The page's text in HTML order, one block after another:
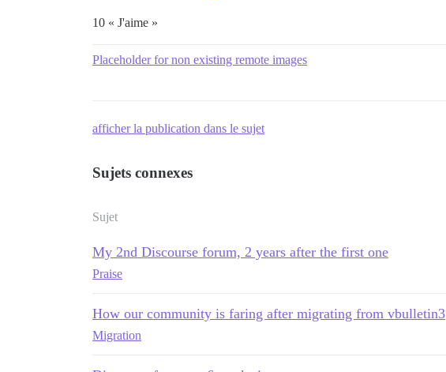
10 « J'aime »
Placeholder for non existing remote images
afficher la publication dans le sujet
Sujets connexes
Sujet
My 2nd Discourse forum, 2 years after the first one
Praise
How our community is faring after migrating from vbulletin3
Migration